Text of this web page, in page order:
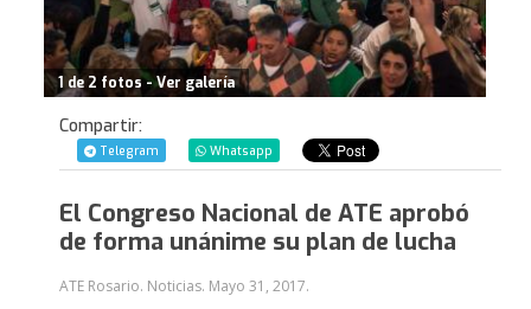
1 de 2 fotos - Ver galería
Compartir:
Telegram Whatsapp
El Congreso Nacional de ATE aprobó
de forma unánime su plan de lucha
ATE Rosario. Noticias. Mayo 31, 2017.